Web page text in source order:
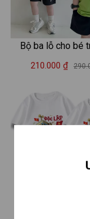
Bộ ba lỗ cho bé
Ronaldo size từ
em nam Loza
210.000 ₫